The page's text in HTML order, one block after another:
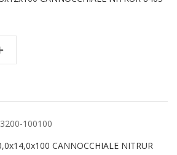
100100
CANNOCCHIALE NITRUR